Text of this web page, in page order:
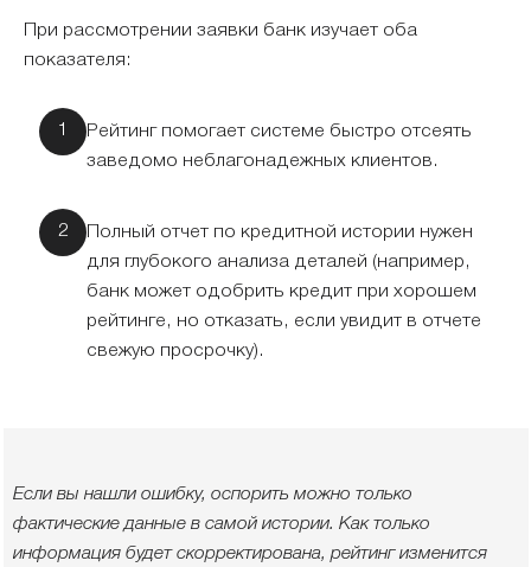
При рассмотрении заявки банк изучает оба
показателя:
Рейтинг помогает системе быстро отсеять
заведомо неблагонадежных клиентов.
Полный отчет по кредитной истории нужен
для глубокого анализа деталей (например,
банк может одобрить кредит при хорошем
рейтинге, но отказать, если увидит в отчете
свежую просрочку).
Если вы нашли ошибку, оспорить можно только
фактические данные в самой истории. Как только
информация будет скорректирована, рейтинг изменится